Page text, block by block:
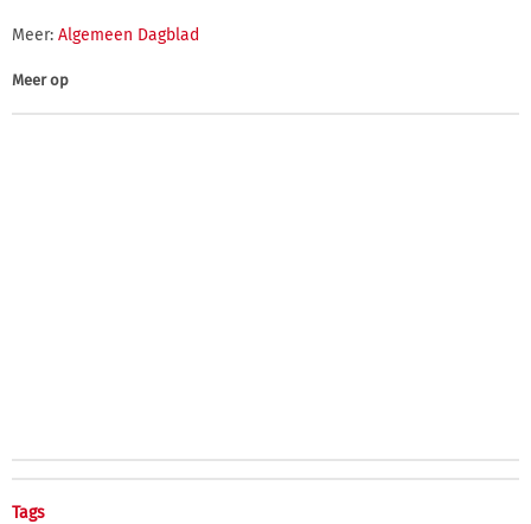
Meer: Algemeen Dagblad
Meer op
Tags